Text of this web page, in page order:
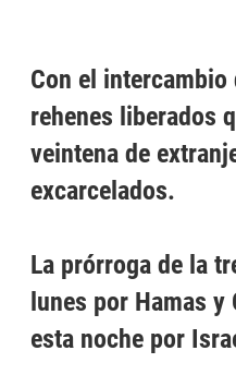
Con el intercambio
rehenes liberados
veintena de
excarcelados.
La prórroga de la
lunes por Hamas
esta noche por